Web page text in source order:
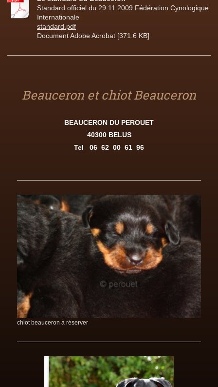
Standard officiel du 29 11 2009 Fédération Cynologique
Internationale
standard.pdf
Document Adobe Acrobat [371.6 KB]
Beauceron et chiot Beauceron
BEAUCERON DU PEROUET
40300 BELUS
Tel
06 62 00 61 96
chiot beauceron à réserver